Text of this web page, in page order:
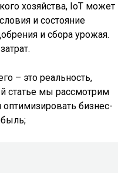
хозяйства, IoT может
и состояние
и сбора урожая.
– это реальность,
статье мы рассмотрим
бизнес-